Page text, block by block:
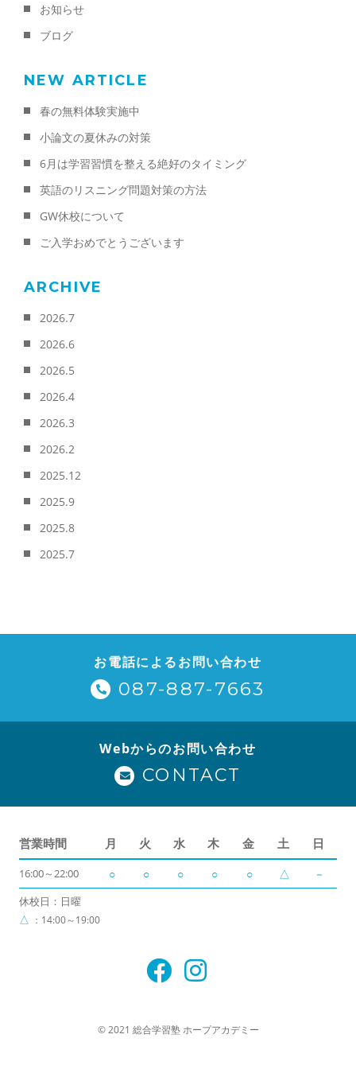
お知らせ
ブログ
NEW ARTICLE
春の無料体験実施中
小論文の夏休みの対策
6月は学習習慣を整える絶好のタイミング
英語のリスニング問題対策の方法
GW休校について
ご入学おめでとうございます
ARCHIVE
2026.7
2026.6
2026.5
2026.4
2026.3
2026.2
2025.12
2025.9
2025.8
2025.7
お電話によるお問い合わせ
087-887-7663
Webからのお問い合わせ
CONTACT
営業時間 月 火 水 木 金 土 日
16:00～22:00 ○ ○ ○ ○ ○ △ －
休校日：日曜
△ ：14:00～19:00
© 2021 総合学習塾 ホープアカデミー